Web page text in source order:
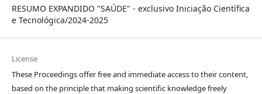
RESUMO EXPANDIDO "SAÚDE" - exclusivo Iniciação Científica
e Tecnológica/2024-2025
License
These Proceedings offer free and immediate access to their content,
based on the principle that making scientific knowledge freely